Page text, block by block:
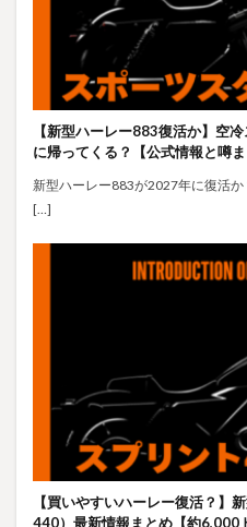
【新型ハーレー883復活か】空
に帰ってくる？【公式情報と噂ま
新型ハーレー883が2027年に復活
[…]
【買いやすいハーレー復活？】
440）最新情報まとめ【約6,000